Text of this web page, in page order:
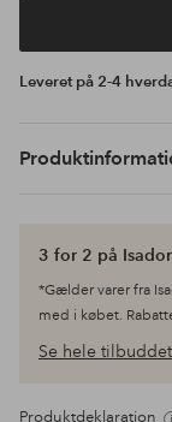
Leveret på 2-4
3 for 2 på
*Gælder varer fra
med i købet.
Se hele
Produktdeklaration